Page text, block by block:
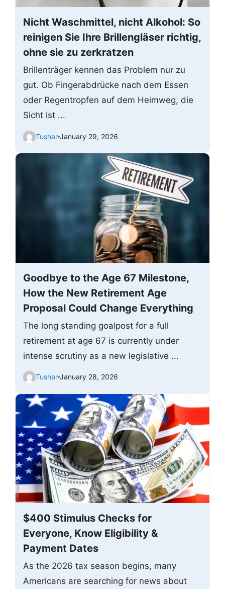
Nicht Waschmittel, nicht Alkohol: So
reinigen Sie Ihre Brillengläser richtig,
ohne sie zu zerkratzen
Brillenträger kennen das Problem nur zu
gut. Ob Fingerabdrücke nach dem Essen
oder Regentropfen auf dem Heimweg, die
Sicht ist ...
Tushar January 29, 2026
Goodbye to the Age 67 Milestone,
How the New Retirement Age
Proposal Could Change Everything
The long standing goalpost for a full
retirement at age 67 is currently under
intense scrutiny as a new legislative ...
Tushar January 28, 2026
$400 Stimulus Checks for
Everyone, Know Eligibility &
Payment Dates
As the 2026 tax season begins, many
Americans are searching for news about